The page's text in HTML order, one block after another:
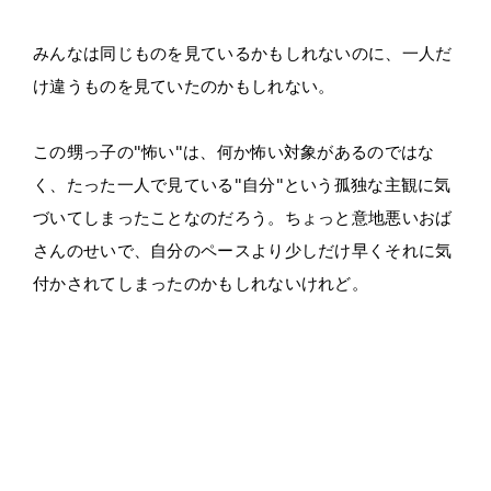
みんなは同じものを見ているかもしれないのに、一人だ
け違うものを見ていたのかもしれない。
この甥っ子の"怖い"は、何か怖い対象があるのではな
く、たった一人で見ている"自分"という孤独な主観に気
づいてしまったことなのだろう。ちょっと意地悪いおば
さんのせいで、自分のペースより少しだけ早くそれに気
付かされてしまったのかもしれないけれど。